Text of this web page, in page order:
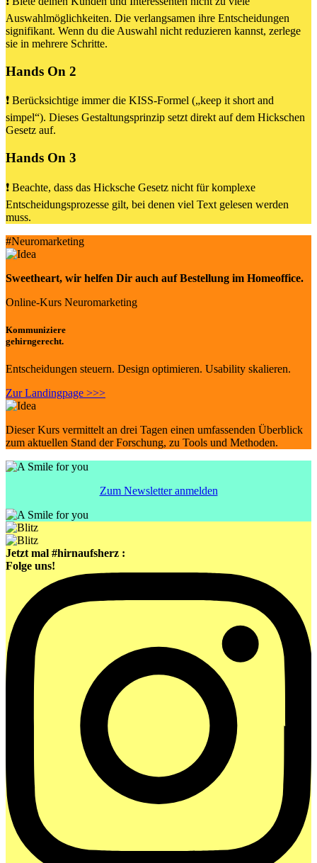
Auswahlmöglichkeiten. Die verlangsamen ihre Entscheidungen
signifikant. Wenn du die Auswahl nicht reduzieren kannst, zerlege
sie in mehrere Schritte.
Hands On 2
❗️ Berücksichtige immer die KISS-Formel („keep it short and
simpel“). Dieses Gestaltungsprinzip setzt direkt auf dem Hickschen
Gesetz auf.
Hands On 3
❗️ Beachte, dass das Hicksche Gesetz nicht für komplexe
Entscheidungsprozesse gilt, bei denen viel Text gelesen werden
muss.
#Neuromarketing
Sweetheart, wir helfen Dir auch auf Bestellung im Homeoffice.
Online-Kurs Neuromarketing
Kommuniziere
gehirngerecht.
Entscheidungen steuern. Design optimieren. Usability skalieren.
Zur Landingpage >>>
Dieser Kurs vermittelt an drei Tagen einen umfassenden Überblick
zum aktuellen Stand der Forschung, zu Tools und Methoden.
Zum Newsletter anmelden
Jetzt mal #hirnaufsherz :
Folge uns!